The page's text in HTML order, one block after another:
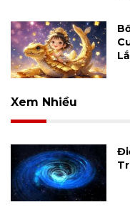
Xem Nhiều